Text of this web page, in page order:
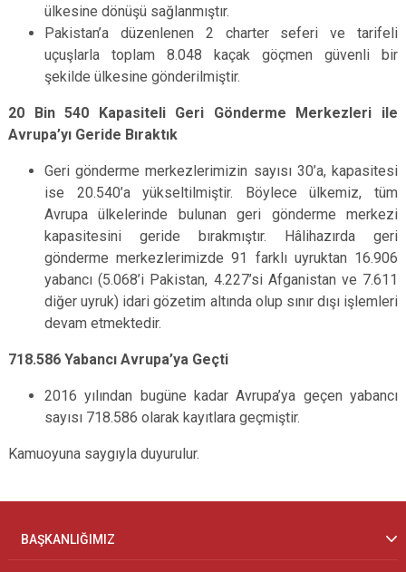
ülkesine dönüşü sağlanmıştır.
Pakistan’a düzenlenen 2 charter seferi ve tarifeli
uçuşlarla toplam 8.048 kaçak göçmen güvenli bir
şekilde ülkesine gönderilmiştir.
20 Bin 540 Kapasiteli Geri Gönderme Merkezleri ile
Avrupa’yı Geride Bıraktık
Geri gönderme merkezlerimizin sayısı 30’a, kapasitesi
ise 20.540’a yükseltilmiştir. Böylece ülkemiz, tüm
Avrupa ülkelerinde bulunan geri gönderme merkezi
kapasitesini geride bırakmıştır. Hâlihazırda geri
gönderme merkezlerimizde 91 farklı uyruktan 16.906
yabancı (5.068’i Pakistan, 4.227’si Afganistan ve 7.611
diğer uyruk) idari gözetim altında olup sınır dışı işlemleri
devam etmektedir.
718.586 Yabancı Avrupa’ya Geçti
2016 yılından bugüne kadar Avrupa’ya geçen yabancı
sayısı 718.586 olarak kayıtlara geçmiştir.
Kamuoyuna saygıyla duyurulur.
BAŞKANLIĞIMIZ